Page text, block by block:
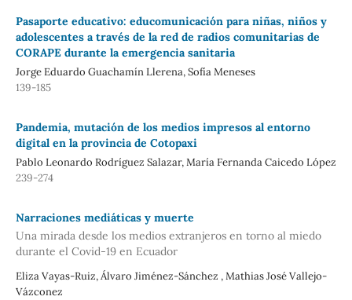
Pasaporte educativo: educomunicación para niñas, niños y
adolescentes a través de la red de radios comunitarias de
CORAPE durante la emergencia sanitaria
Jorge Eduardo Guachamín Llerena, Sofía Meneses
139-185
Pandemia, mutación de los medios impresos al entorno
digital en la provincia de Cotopaxi
Pablo Leonardo Rodríguez Salazar, María Fernanda Caicedo López
239-274
Narraciones mediáticas y muerte
Una mirada desde los medios extranjeros en torno al miedo
durante el Covid-19 en Ecuador
Eliza Vayas-Ruiz, Álvaro Jiménez-Sánchez , Mathias José Vallejo-
Vázconez